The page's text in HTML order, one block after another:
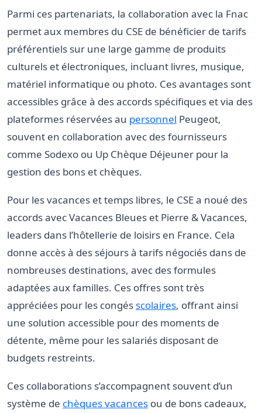
Parmi ces partenariats, la collaboration avec la Fnac
permet aux membres du CSE de bénéficier de tarifs
préférentiels sur une large gamme de produits
culturels et électroniques, incluant livres, musique,
matériel informatique ou photo. Ces avantages sont
accessibles grâce à des accords spécifiques et via des
plateformes réservées au personnel Peugeot,
souvent en collaboration avec des fournisseurs
comme Sodexo ou Up Chèque Déjeuner pour la
gestion des bons et chèques.
Pour les vacances et temps libres, le CSE a noué des
accords avec Vacances Bleues et Pierre & Vacances,
leaders dans l’hôtellerie de loisirs en France. Cela
donne accès à des séjours à tarifs négociés dans de
nombreuses destinations, avec des formules
adaptées aux familles. Ces offres sont très
appréciées pour les congés scolaires, offrant ainsi
une solution accessible pour des moments de
détente, même pour les salariés disposant de
budgets restreints.
Ces collaborations s’accompagnent souvent d’un
système de chèques vacances ou de bons cadeaux,